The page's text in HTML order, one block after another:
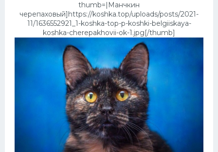
thumb=|Манчкин
черепаховый]https://koshka.top/uploads/posts/2021-
11/1636552921_1-koshka-top-p-koshki-belgiiskaya-
koshka-cherepakhovii-ok-1.jpg[/thumb]